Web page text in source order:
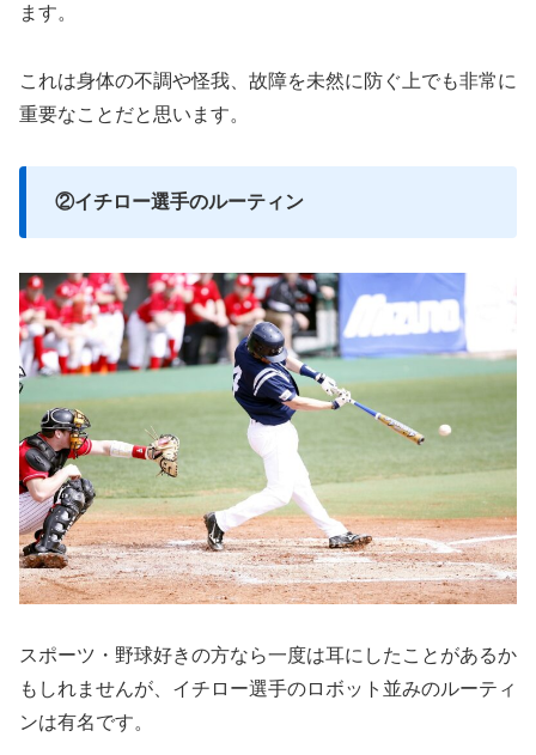
ます。
これは身体の不調や怪我、故障を未然に防ぐ上でも非常に
重要なことだと思います。
②イチロー選手のルーティン
スポーツ・野球好きの方なら一度は耳にしたことがあるか
もしれませんが、イチロー選手のロボット並みのルーティ
ンは有名です。